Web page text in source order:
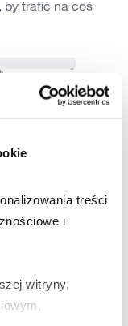
treści
i
witryny,
by trafić na coś